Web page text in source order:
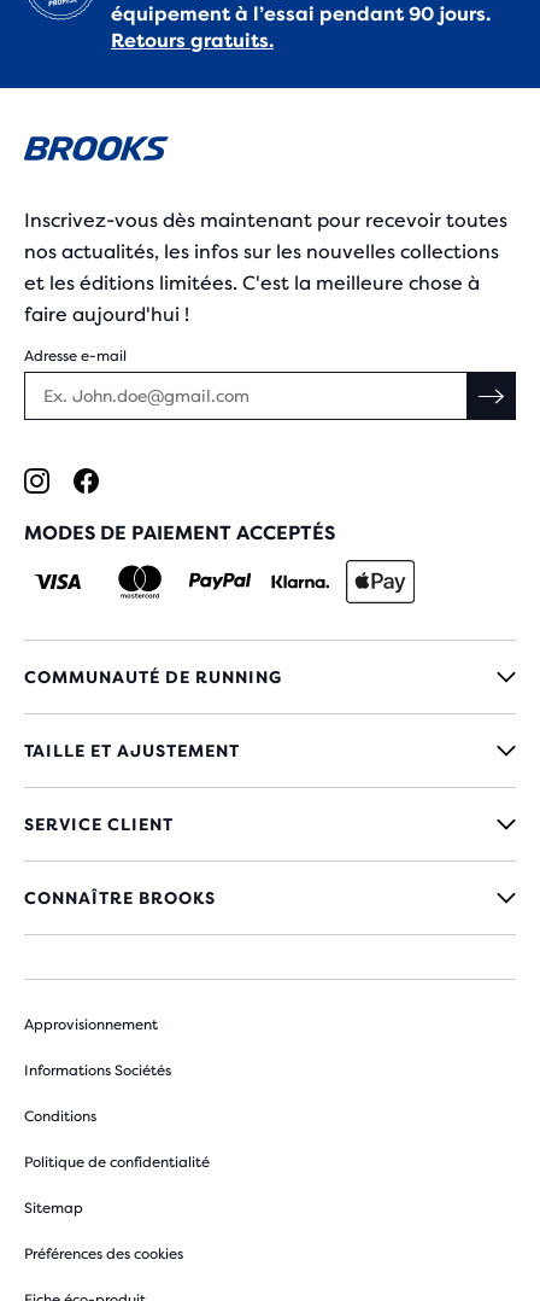
équipement à l’essai pendant 90 jours.
Retours gratuits.
Inscrivez-vous dès maintenant pour recevoir toutes
nos actualités, les infos sur les nouvelles collections
et les éditions limitées. C'est la meilleure chose à
faire aujourd'hui !
Adresse e-mail
MODES DE PAIEMENT ACCEPTÉS
COMMUNAUTÉ DE RUNNING
TAILLE ET AJUSTEMENT
SERVICE CLIENT
CONNAÎTRE BROOKS
Approvisionnement
Informations Sociétés
Conditions
Politique de confidentialité
Sitemap
Préférences des cookies